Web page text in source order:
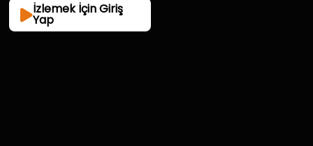
İzlemek İçin Giriş
Yap